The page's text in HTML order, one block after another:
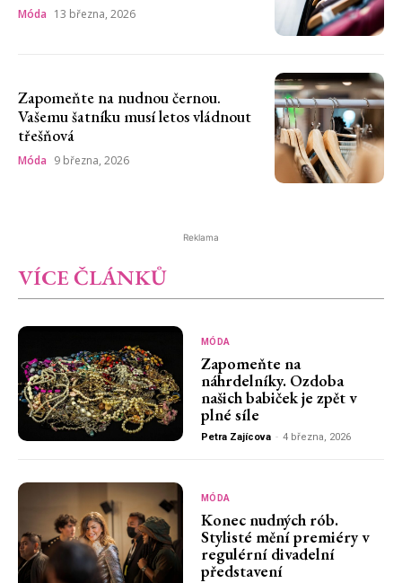
Móda 13 března, 2026
Zapomeňte na nudnou černou.
Vašemu šatníku musí letos vládnout
třešňová
Móda 9 března, 2026
Reklama
VÍCE ČLÁNKŮ
MÓDA
Zapomeňte na
náhrdelníky. Ozdoba
našich babiček je zpět v
plné síle
Petra Zajícova - 4 března, 2026
MÓDA
Konec nudných rób.
Stylisté mění premiéry v
regulérní divadelní
představení